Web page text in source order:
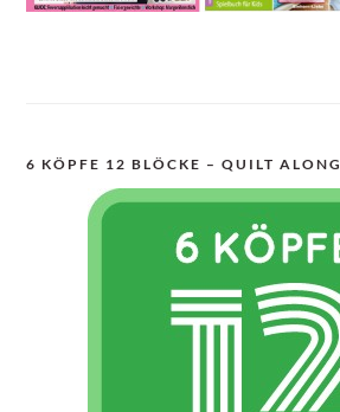
6 KÖPFE 12 BLÖCKE – QUILT ALONG